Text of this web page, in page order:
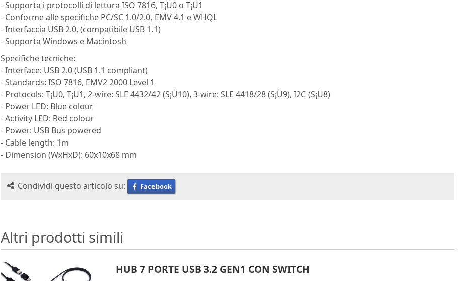
- Supporta i protocolli di lettura ISO 7816, T¡Ü0 o T¡Ü1
- Conforme alle specifiche PC/SC 1.0/2.0, EMV 4.1 e WHQL
- Interfaccia USB 2.0, (compatibile USB 1.1)
- Supporta Windows e Macintosh
Specifiche tecniche:
- Interface: USB 2.0 (USB 1.1 compliant)
- Standards: ISO 7816, EMV2 2000 Level 1
- Protocols: T¡Ü0, T¡Ü1, 2-wire: SLE 4432/42 (S¡Ü10), 3-wire: SLE 4418/28 (S¡Ü9), I2C (S¡Ü8)
- Power LED: Blue colour
- Activity LED: Red colour
- Power: USB Bus powered
- Cable length: 1m
- Dimension (WxHxD): 60x10x68 mm
Condividi questo articolo su: Facebook
Altri prodotti simili
HUB 7 PORTE USB 3.2 GEN1 CON SWITCH